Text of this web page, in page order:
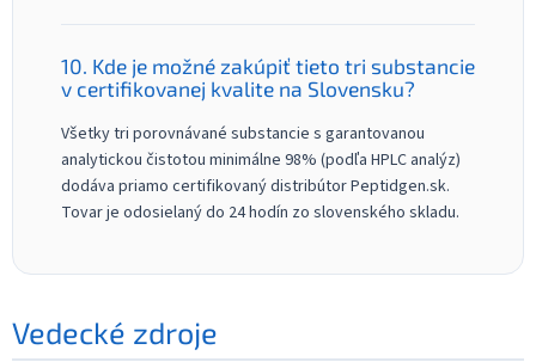
10. Kde je možné zakúpiť tieto tri substancie
v certifikovanej kvalite na Slovensku?
Všetky tri porovnávané substancie s garantovanou
analytickou čistotou minimálne 98% (podľa HPLC analýz)
dodáva priamo certifikovaný distribútor Peptidgen.sk.
Tovar je odosielaný do 24 hodín zo slovenského skladu.
Vedecké zdroje